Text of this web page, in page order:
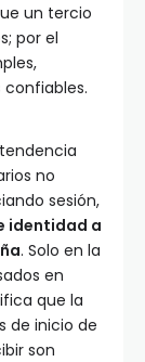
un tercio
por el
no
sesión,
identidad a
. Solo en la
en
que la
de inicio de
son